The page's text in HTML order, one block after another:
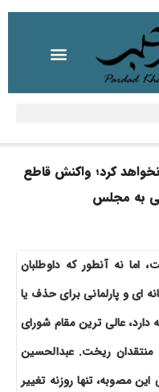
کرد؛ واکنش قاطع
به مجلس
نه آنطور که داوطلبان
و پارلمانی برای حذف یا
عالی ترین مقام شورای
ریخت. عبدالحسین
مصوبه، تنها روزنه تغییر